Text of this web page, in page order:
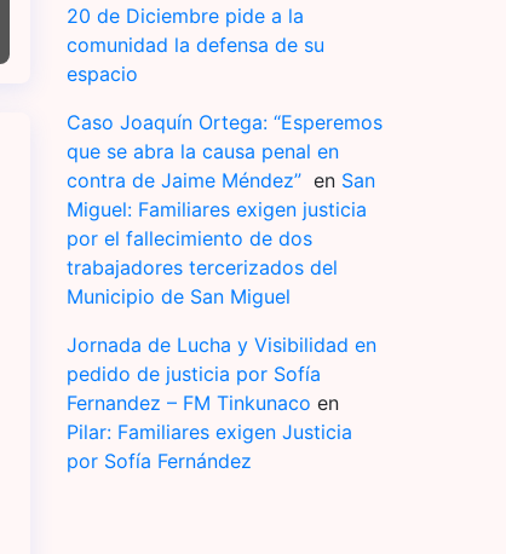
20 de Diciembre pide a la
comunidad la defensa de su
espacio
Caso Joaquín Ortega: “Esperemos
que se abra la causa penal en
contra de Jaime Méndez” en San
Miguel: Familiares exigen justicia
por el fallecimiento de dos
trabajadores tercerizados del
Municipio de San Miguel
Jornada de Lucha y Visibilidad en
pedido de justicia por Sofía
Fernandez – FM Tinkunaco en
Pilar: Familiares exigen Justicia
por Sofía Fernández